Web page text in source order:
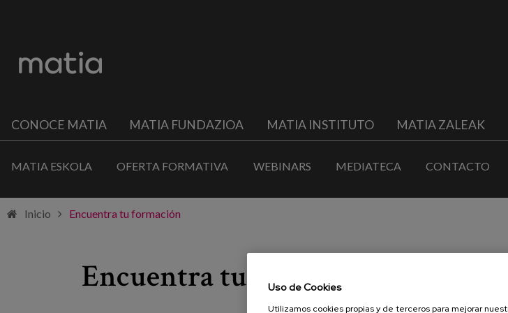
CONOCE MATIA MATIA FUNDAZIOA MATIA INSTITUTO MATIA ZALEAK
MATIA ESKOLA OFERTA FORMATIVA WEBINARS MEDIATECA CONTACTO
Inicio Encuentra tu formación
Encuentra tu formación
Uso de Cookies
Utilizamos cookies propias y de terceros para mejorar